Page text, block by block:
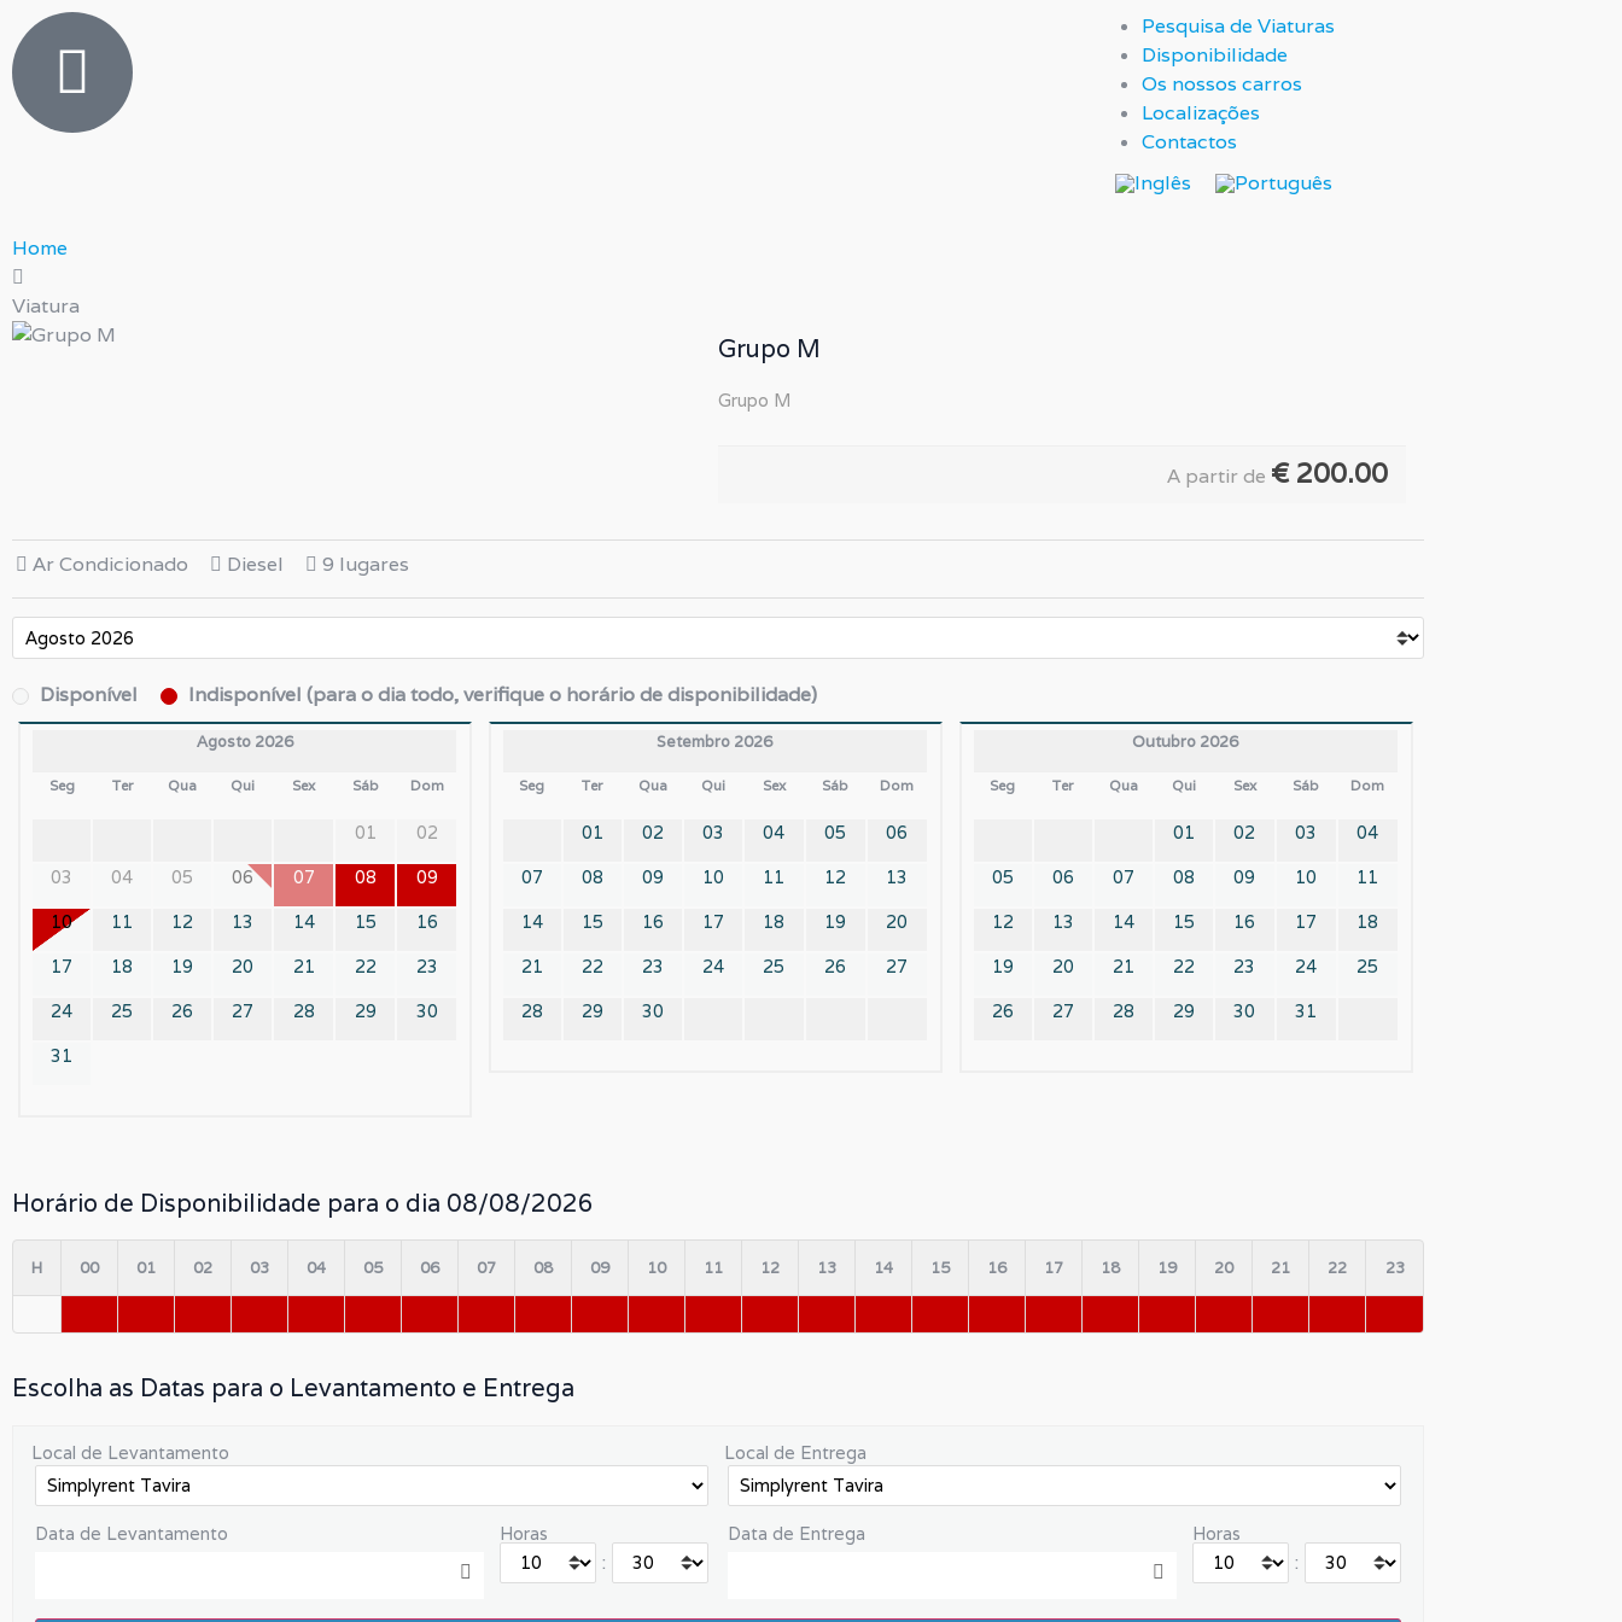
Pesquisa de Viaturas
Disponibilidade
Os nossos carros
Localizações
Contactos
Home
Viatura
Grupo M
Grupo M
A partir de € 200.00
Ar Condicionado Diesel 9 lugares
Disponível Indisponível (para o dia todo, verifique o horário de disponibilidade)
Agosto 2026
Seg Ter Qua Qui Sex Sáb Dom
01
02
03
04 05 06 07 08
09
10
11 12 13 14 15
16
17
18 19 20 21 22
23
24
25 26 27 28 29
30
31
Setembro 2026
Seg Ter Qua Qui Sex Sáb Dom
01 02 03 04 05
06
07
08 09 10 11 12
13
14
15 16 17 18 19
20
21
22 23 24 25 26
27
28
29 30
Outubro 2026
Seg Ter Qua Qui Sex Sáb Dom
01 02 03
04
05
06 07 08 09 10
11
12
13 14 15 16 17
18
19
20 21 22 23 24
25
26
27 28 29 30 31
Horário de Disponibilidade para o dia 08/08/2026
H 00 01 02 03 04 05 06 07 08 09 10 11 12 13 14 15 16 17 18 19 20 21 22 23
Escolha as Datas para o Levantamento e Entrega
Local de Levantamento Local de Entrega
Data de Levantamento Horas
:
Data de Entrega Horas
: